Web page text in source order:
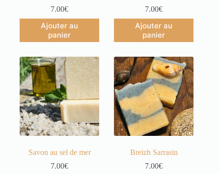
7.00€
Ajouter au
panier
7.00€
Ajouter au
panier
Savon au sel de mer
7.00€
Breizh Sarrasin
7.00€